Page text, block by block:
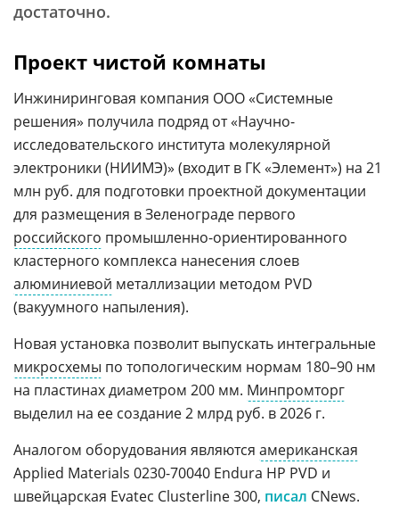
достаточно.
Проект чистой комнаты
Инжиниринговая компания ООО «Системные
решения» получила подряд от «Научно-
исследовательского института молекулярной
электроники (НИИМЭ)» (входит в ГК «Элемент») на 21
млн руб. для подготовки проектной документации
для размещения в Зеленограде первого
российского промышленно-ориентированного
кластерного комплекса нанесения слоев
алюминиевой металлизации методом PVD
(вакуумного напыления).
Новая установка позволит выпускать интегральные
микросхемы по топологическим нормам 180–90 нм
на пластинах диаметром 200 мм. Минпромторг
выделил на ее создание 2 млрд руб. в 2026 г.
Аналогом оборудования являются американская
Applied Materials 0230-70040 Endura HP PVD и
швейцарская Evatec Clusterline 300, писал CNews.